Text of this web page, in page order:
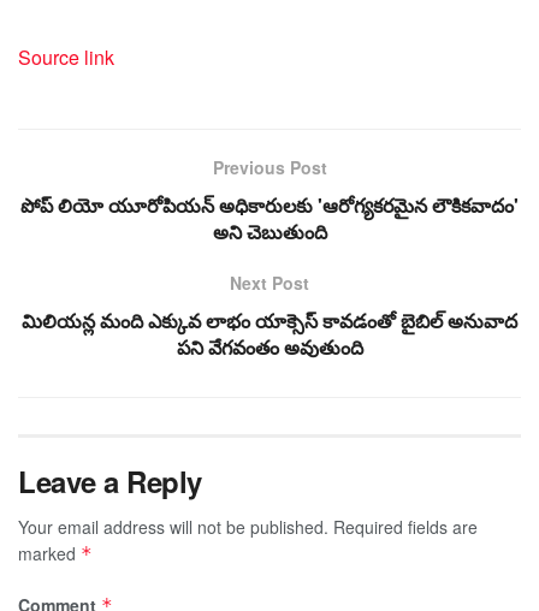
Source link
Previous Post
పోప్ లియో యూరోపియన్ అధికారులకు 'ఆరోగ్యకరమైన లౌకికవాదం'
అని చెబుతుంది
Next Post
మిలియన్ల మంది ఎక్కువ లాభం యాక్సెస్ కావడంతో బైబిల్ అనువాద
పని వేగవంతం అవుతుంది
Leave a Reply
Your email address will not be published. Required fields are
marked *
Comment *